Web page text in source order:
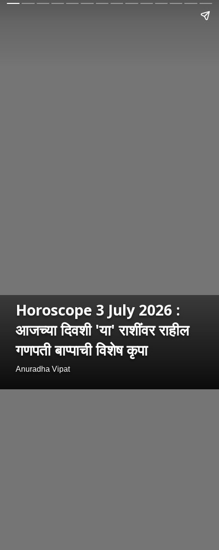
Horoscope 3 July 2026 :
आजच्या दिवशी 'या' राशींवर राहील
गणपती बाप्पाची विशेष कृपा
Anuradha Vipat